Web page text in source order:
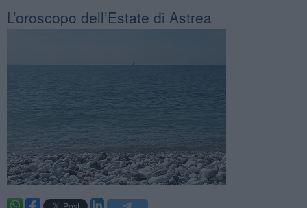
​L’oroscopo dell’Estate di Astrea